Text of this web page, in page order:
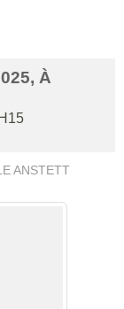
, À
ANSTETT